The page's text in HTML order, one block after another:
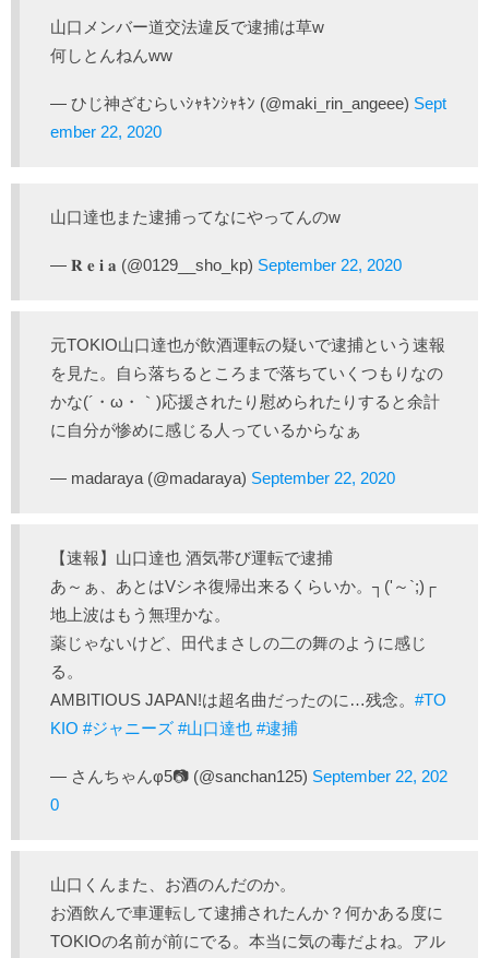
山口メンバー道交法違反で逮捕は草w
何しとんねんww
— ひじ神ざむらいｼｬｷﾝｼｬｷﾝ (@maki_rin_angeee) Sept
ember 22, 2020
山口達也また逮捕ってなにやってんのw
— 𝐑 𝐞 𝐢 𝐚 (@0129__sho_kp) September 22, 2020
元TOKIO山口達也が飲酒運転の疑いで逮捕という速報
を見た。自ら落ちるところまで落ちていくつもりなの
かな(´・ω・｀)応援されたり慰められたりすると余計
に自分が惨めに感じる人っているからなぁ
— madaraya (@madaraya) September 22, 2020
【速報】山口達也 酒気帯び運転で逮捕
あ～ぁ、あとはVシネ復帰出来るくらいか。┐('～`;)┌
地上波はもう無理かな。
薬じゃないけど、田代まさしの二の舞のように感じ
る。
AMBITIOUS JAPAN!は超名曲だったのに…残念。 #TO
KIO #ジャニーズ #山口達也 #逮捕
— さんちゃんφ5📷 (@sanchan125) September 22, 202
0
山口くんまた、お酒のんだのか。
お酒飲んで車運転して逮捕されたんか？何かある度に
TOKIOの名前が前にでる。本当に気の毒だよね。アル